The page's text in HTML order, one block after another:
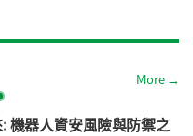
More →
機器人資安風險與防禦之